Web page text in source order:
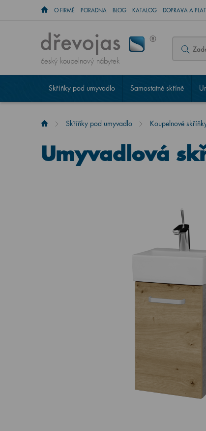
O FIRMĚ PORADNA BLOG KATALOG DOPRAVA A
český koupelnový nábytek
Skříňky pod umyvadlo Samostatné skříně
Skříňky pod umyvadlo Koupelnové
Umyvadlová